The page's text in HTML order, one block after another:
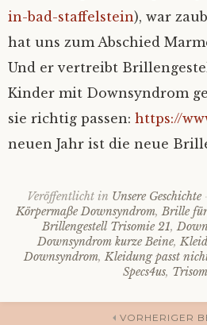
in-bad-staffelstein), war
hat uns zum Abschied
Und er vertreibt
Kinder mit Downsyndrom
sie richtig passen: https://
neuen Jahr ist die neue
Veröffentlicht in Unsere Geschichte
Körpermaße Downsyndrom,Brille
Brillengestell Trisomie 21,
Downsyndrom kurze Beine,
Downsyndrom, Kleidung passt
Specs4us,
VORHERIGER